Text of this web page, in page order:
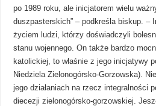
po 1989 roku, ale inicjatorem wielu
duszpasterskich” – podkreśla biskup. –
życiem ludzi, którzy doświadczyli
stanu wojennego. On także bardzo
katolickiej, to właśnie z jego inicjatywy
Niedziela Zielonogórsko-Gorzowska).
jego działaniach na rzecz integralności
diecezji zielonogórsko-gorzowskiej.